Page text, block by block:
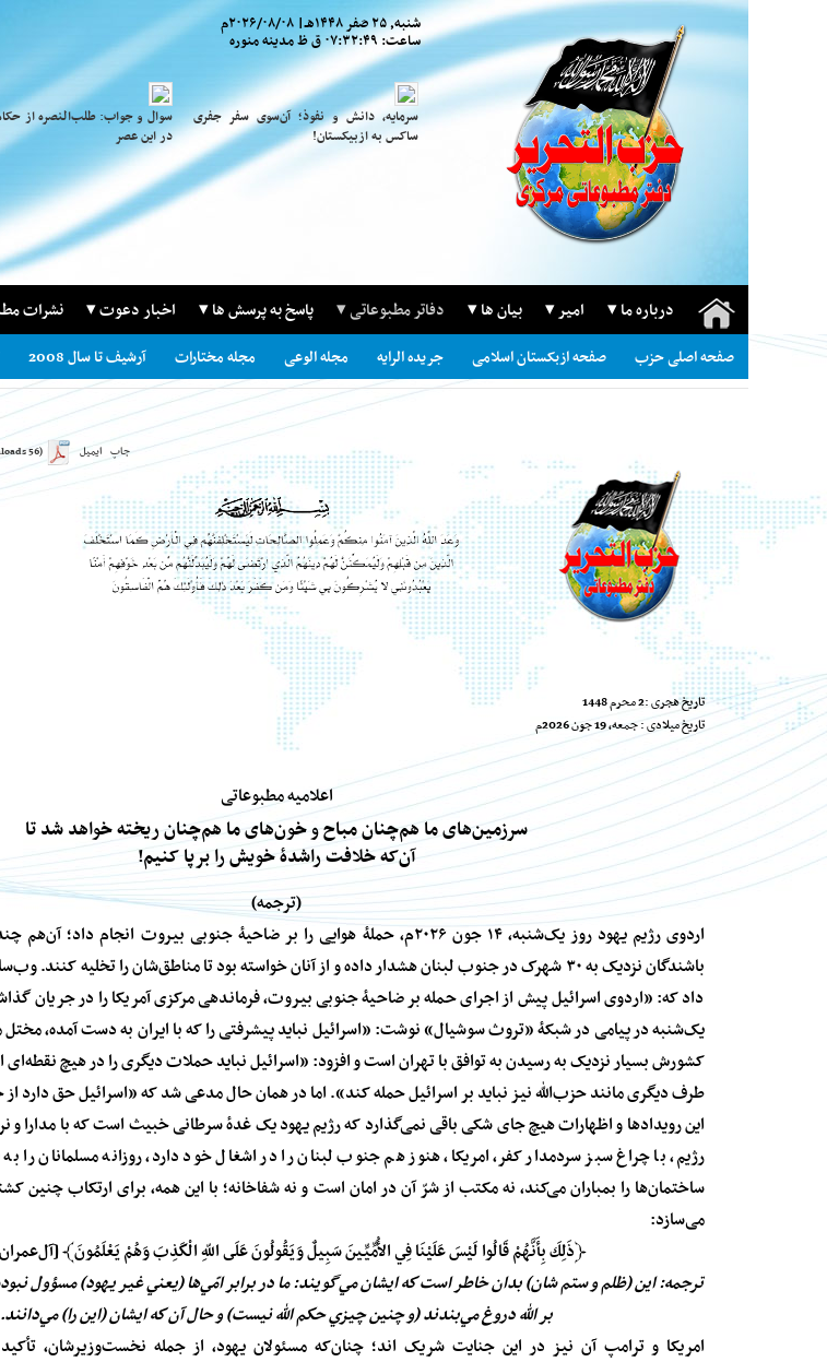
شنبه, ۲۵ صَفر ۱۴۴۸ هـ| ۲۰۲۶/۰۸/۰۸م
ساعت:۰۷:۳۲:۵۰ ق ظ مدینه منوره
سرمایه، دانش و نفوذ؛ آن‌سوی سفر جفری
ساکس به ازبیکستان!
سوال و جواب: طلب‌النصره از
در این عصر
درباره ما امیر بیان ها دفاتر مطبوعاتی پاسخ به پرسش ها اخبار دعوت نشرات
صفحه اصلی حزب صفحه ازبکستان اسلامی جریده الرایه مجله الوعی مجله مختارات آرشیف تا سال 2008
جاپ ایمیل (56 Downloads)
تاریخ هجری :2 محرم 1448
تاریخ میلادی :جمعه، 19 جون 2026 م
اعلامیه مطبوعاتی
سرزمین‌های ما هم‌چنان مباح و خون‌های ما هم‌چنان ریخته خواهد شد تا
آن‌که خلافت راشدهٔ خویش را برپا کنیم!
(ترجمه)
اردوی رژیم یهود روز یک‌شنبه، ۱۴ جون ۲۰۲۶م، حملهٔ هوایی را بر ضاحیهٔ جنوبی بیروت
باشندگان نزدیک به ۳۰ شهرک در جنوب لبنان هشدار داده و از آنان خواسته بود تا مناطق‌شان را تخلیه
داد که: «اردوی اسرائیل پیش از اجرای حمله بر ضاحیهٔ جنوبی بیروت، فرماندهی مرکزی آمریکا را در جریان
یک‌شنبه در پیامی در شبکهٔ «تروث سوشیال» نوشت: «اسرائیل نباید پیشرفتی را که با ایران به دست آمده، مختل
کشورش بسیار نزدیک به رسیدن به توافق با تهران است و افزود: «اسرائیل نباید حملات دیگری را در هیچ نقطه‌ای
طرف دیگری مانند حزب‌الله نیز نباید بر اسرائیل حمله کند». اما در همان حال مدعی شد که «اسرائیل حق دارد
این رویدادها و اظهارات هیچ جای شکی باقی نمی‌گذارد که رژیم یهود یک غدهٔ سرطانی خبیث است که با مدارا و
رژیم، با چراغ سبز سردمدار کفر، امریکا، هنوز هم جنوب لبنان را در اشغال خود دارد، روزانه مسلمانان را
ساختمان‌ها را بمباران می‌کند، نه مکتب از شرّ آن در امان است و نه شفاخانه؛ با این همه، برای ارتکاب چنین
می‌سازد:
﴿ذَلِكَبِأَنَّهُمْقَالُوالَيْسَعَلَيْنَافِيالأُمِّيِّينَسَبِيلٌوَيَقُولُونَعَلَىاللّهِالْكَذِبَوَهُمْيَعْلَمُونَ﴾[آل‌عمران:
ترجمه:اين (ظلم و ستم شان) بدان خاطر است كه ايشان ميگويند: ما در برابر امّي‌ها (يعني غير يهود) مسؤول
بر الله دروغ ميبندند (و چنين چيزي حكم الله نيست) و حال آن كه ايشان (اين را) ميدانند.‏
امریکا و ترامپ آن نیز در این جنایت شریک اند؛ چنان‌که مسئولان یهود، از جمله نخست‌وزیرشان،